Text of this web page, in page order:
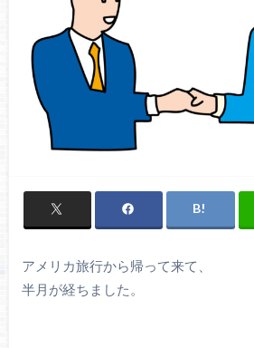
アメリカ旅行から帰って来て、
半月が経ちました。